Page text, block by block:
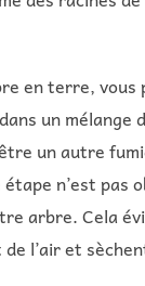
en terre, vous
un mélange
un autre
n’est
arbre. Cela
l’air et